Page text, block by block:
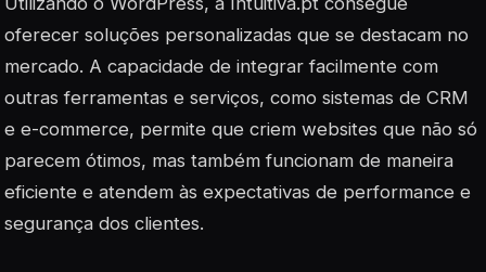
oferecer soluções personalizadas que se destacam no
mercado. A capacidade de integrar facilmente com
outras ferramentas e serviços, como sistemas de CRM
e e-commerce, permite que criem websites que não só
parecem ótimos, mas também funcionam de maneira
eficiente e atendem às expectativas de performance e
segurança dos clientes.